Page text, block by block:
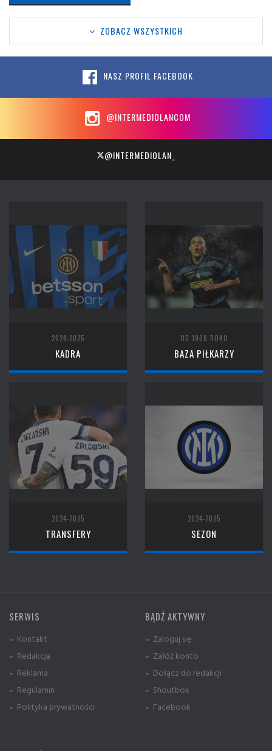
ZOBACZ WSZYSTKICH
NASZ PROFIL FACEBOOK
@INTERMEDIOLANCOM
@INTERMEDIOLAN_
2024-2025
KADRA
OD 1908 ROKU
BAZA PIŁKARZY
2024-2025
TRANSFERY
2024-2025
SEZON
SERWIS
» Kontakt
» Redakcja
» Reklama
» Regulamin
» Polityka prywatności
BĄDŹ AKTYWNY
» Zaloguj się
» Załóż konto
» Dołącz do redakcji
» Shoutbox
» Facebook